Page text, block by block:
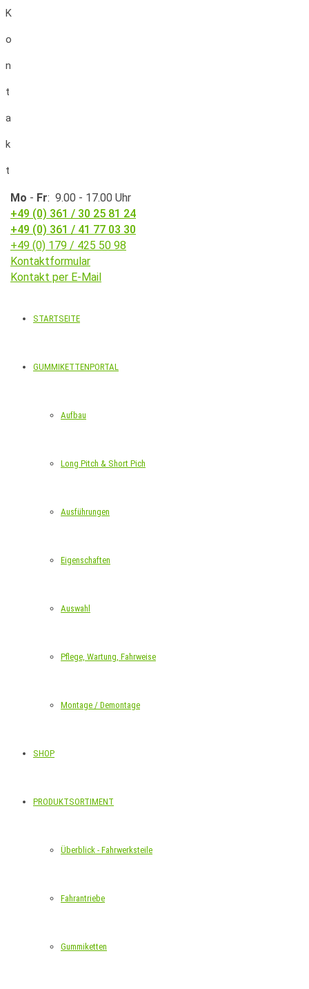
K
o
n
t
a
k
t
Mo - Fr: 9.00 - 17.00 Uhr
+49 (0) 361 / 30 25 81 24
+49 (0) 361 / 41 77 03 30
+49 (0) 179 / 425 50 98
Kontaktformular
Kontakt per E-Mail
STARTSEITE
GUMMIKETTENPORTAL
Aufbau
Long Pitch & Short Pich
Ausführungen
Eigenschaften
Auswahl
Pflege, Wartung, Fahrweise
Montage / Demontage
SHOP
PRODUKTSORTIMENT
Überblick - Fahrwerksteile
Fahrantriebe
Gummiketten